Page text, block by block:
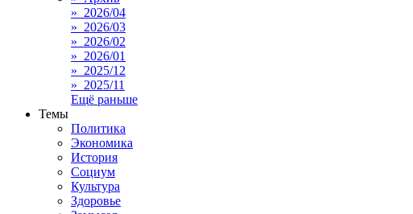
» 2026/04
» 2026/03
» 2026/02
» 2026/01
» 2025/12
» 2025/11
Ещё раньше
Темы
Политика
Экономика
История
Социум
Культура
Здоровье